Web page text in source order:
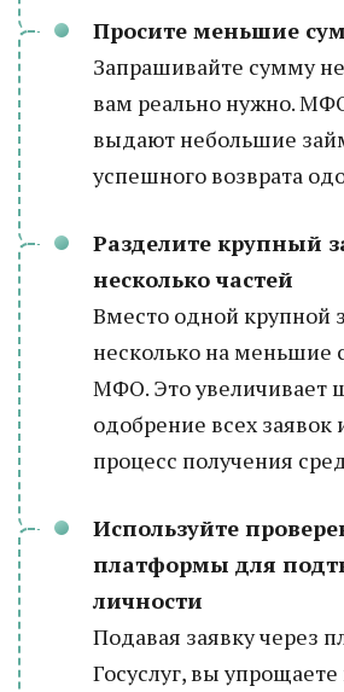
Просите меньшие
Запрашивайте сумму
вам реально нужно.
выдают небольшие
успешного возврата
Разделите крупный
несколько частей
Вместо одной крупной
несколько на меньшие
МФО. Это увеличивает
одобрение всех заявок
процесс получения
Используйте
платформы для
личности
Подавая заявку через
Госуслуг, вы упрощаете